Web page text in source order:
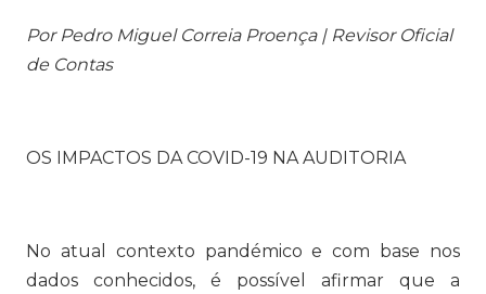
Por Pedro Miguel Correia Proença | Revisor Oficial
de Contas
OS IMPACTOS DA COVID-19 NA AUDITORIA
No atual contexto pandémico e com base nos
dados conhecidos, é possível afirmar que a